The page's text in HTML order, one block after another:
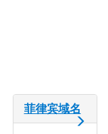
菲律宾域名